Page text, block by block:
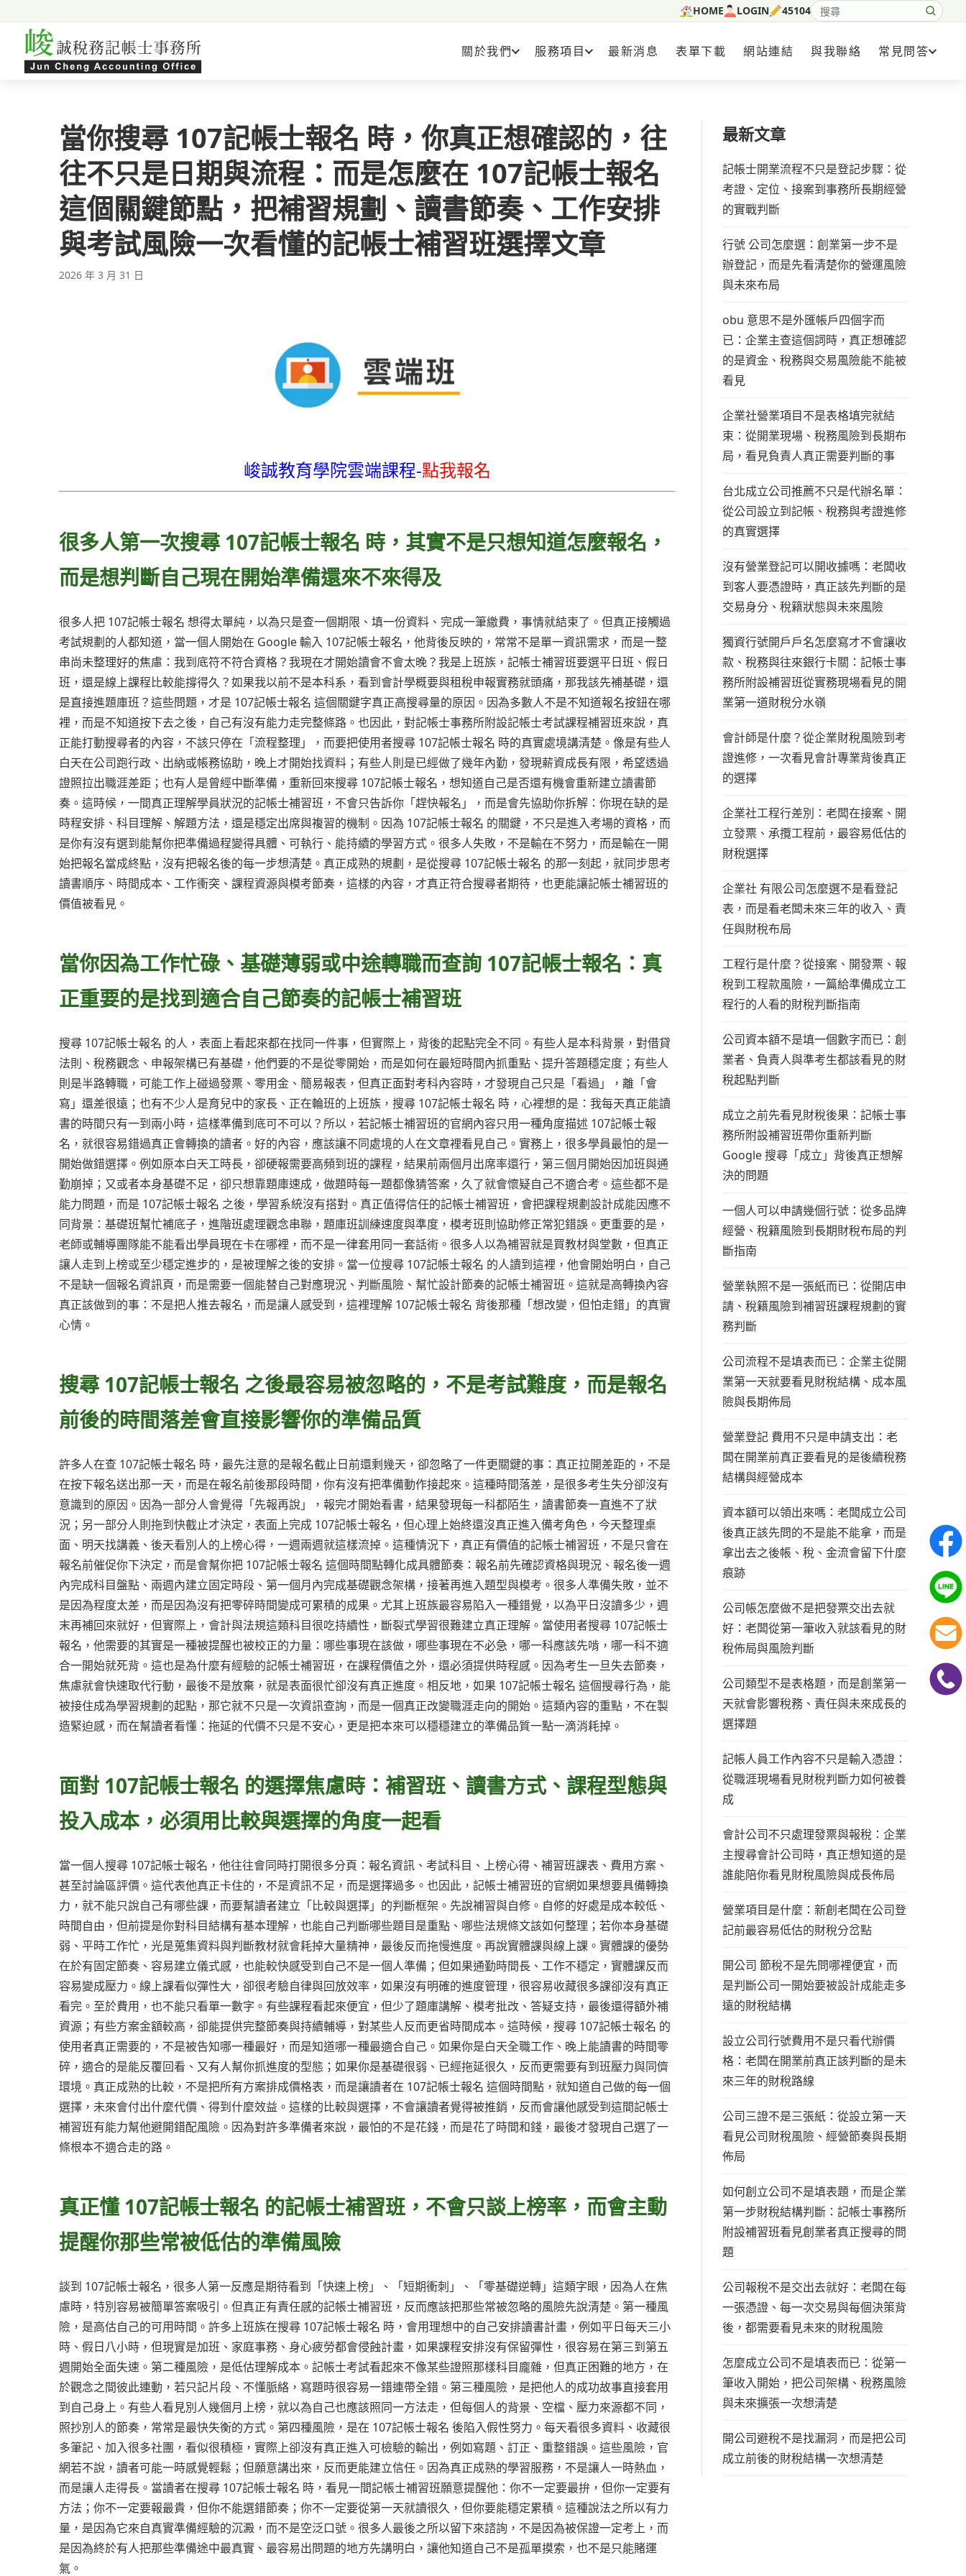
HOME LOGIN 45104
搜尋網站內容
關於我們
服務項目 最新消息 表單下載 網站連結 與我聯絡 常見問答
當你搜尋 107記帳士報名 時，你真正想確認的，往
往不只是日期與流程：而是怎麼在 107記帳士報名
這個關鍵節點，把補習規劃、讀書節奏、工作安排
與考試風險一次看懂的記帳士補習班選擇文章
2026 年 3 月 31 日
峻誠教育學院雲端課程-點我報名
很多人第一次搜尋 107記帳士報名 時，其實不是只想知道怎麼報名，
而是想判斷自己現在開始準備還來不來得及
很多人把 107記帳士報名 想得太單純，以為只是查一個期限、填一份資料、完成一筆繳費，事情就結束了。但真正接觸過
考試規劃的人都知道，當一個人開始在 Google 輸入 107記帳士報名，他背後反映的，常常不是單一資訊需求，而是一整
串尚未整理好的焦慮：我到底符不符合資格？我現在才開始讀會不會太晚？我是上班族，記帳士補習班要選平日班、假日
班，還是線上課程比較能撐得久？如果我以前不是本科系，看到會計學概要與租稅申報實務就頭痛，那我該先補基礎，還
是直接進題庫班？這些問題，才是 107記帳士報名 這個關鍵字真正高搜尋量的原因。因為多數人不是不知道報名按鈕在哪
裡，而是不知道按下去之後，自己有沒有能力走完整條路。也因此，對記帳士事務所附設記帳士考試課程補習班來說，真
正能打動搜尋者的內容，不該只停在「流程整理」，而要把使用者搜尋 107記帳士報名 時的真實處境講清楚。像是有些人
白天在公司跑行政、出納或帳務協助，晚上才開始找資料；有些人則是已經做了幾年內勤，發現薪資成長有限，希望透過
證照拉出職涯差距；也有人是曾經中斷準備，重新回來搜尋 107記帳士報名，想知道自己是否還有機會重新建立讀書節
奏。這時候，一間真正理解學員狀況的記帳士補習班，不會只告訴你「趕快報名」，而是會先協助你拆解：你現在缺的是
時程安排、科目理解、解題方法，還是穩定出席與複習的機制。因為 107記帳士報名 的關鍵，不只是進入考場的資格，而
是你有沒有選到能幫你把準備過程變得具體、可執行、能持續的學習方式。很多人失敗，不是輸在不努力，而是輸在一開
始把報名當成終點，沒有把報名後的每一步想清楚。真正成熟的規劃，是從搜尋 107記帳士報名 的那一刻起，就同步思考
讀書順序、時間成本、工作衝突、課程資源與模考節奏，這樣的內容，才真正符合搜尋者期待，也更能讓記帳士補習班的
價值被看見。
當你因為工作忙碌、基礎薄弱或中途轉職而查詢 107記帳士報名：真
正重要的是找到適合自己節奏的記帳士補習班
搜尋 107記帳士報名 的人，表面上看起來都在找同一件事，但實際上，背後的起點完全不同。有些人是本科背景，對借貸
法則、稅務觀念、申報架構已有基礎，他們要的不是從零開始，而是如何在最短時間內抓重點、提升答題穩定度；有些人
則是半路轉職，可能工作上碰過發票、零用金、簡易報表，但真正面對考科內容時，才發現自己只是「看過」，離「會
寫」還差很遠；也有不少人是育兒中的家長、正在輪班的上班族，搜尋 107記帳士報名 時，心裡想的是：我每天真正能讀
書的時間只有一到兩小時，這樣準備到底可不可以？所以，若記帳士補習班的官網內容只用一種角度描述 107記帳士報
名，就很容易錯過真正會轉換的讀者。好的內容，應該讓不同處境的人在文章裡看見自己。實務上，很多學員最怕的是一
開始做錯選擇。例如原本白天工時長，卻硬報需要高頻到班的課程，結果前兩個月出席率還行，第三個月開始因加班與通
勤崩掉；又或者本身基礎不足，卻只想靠題庫速成，做題時每一題都像猜答案，久了就會懷疑自己不適合考。這些都不是
能力問題，而是 107記帳士報名 之後，學習系統沒有搭對。真正值得信任的記帳士補習班，會把課程規劃設計成能因應不
同背景：基礎班幫忙補底子，進階班處理觀念串聯，題庫班訓練速度與準度，模考班則協助修正常犯錯誤。更重要的是，
老師或輔導團隊能不能看出學員現在卡在哪裡，而不是一律套用同一套話術。很多人以為補習就是買教材與堂數，但真正
讓人走到上榜或至少穩定進步的，是被理解之後的安排。當一位搜尋 107記帳士報名 的人讀到這裡，他會開始明白，自己
不是缺一個報名資訊頁，而是需要一個能替自己對應現況、判斷風險、幫忙設計節奏的記帳士補習班。這就是高轉換內容
真正該做到的事：不是把人推去報名，而是讓人感受到，這裡理解 107記帳士報名 背後那種「想改變，但怕走錯」的真實
心情。
搜尋 107記帳士報名 之後最容易被忽略的，不是考試難度，而是報名
前後的時間落差會直接影響你的準備品質
許多人在查 107記帳士報名 時，最先注意的是報名截止日前還剩幾天，卻忽略了一件更關鍵的事：真正拉開差距的，不是
在按下報名送出那一天，而是在報名前後那段時間，你有沒有把準備動作接起來。這種時間落差，是很多考生失分卻沒有
意識到的原因。因為一部分人會覺得「先報再說」，報完才開始看書，結果發現每一科都陌生，讀書節奏一直進不了狀
況；另一部分人則拖到快截止才決定，表面上完成 107記帳士報名，但心理上始終還沒真正進入備考角色，今天整理桌
面、明天找講義、後天看別人的上榜心得，一週兩週就這樣流掉。這種情況下，真正有價值的記帳士補習班，不是只會在
報名前催促你下決定，而是會幫你把 107記帳士報名 這個時間點轉化成具體節奏：報名前先確認資格與現況、報名後一週
內完成科目盤點、兩週內建立固定時段、第一個月內完成基礎觀念架構，接著再進入題型與模考。很多人準備失敗，並不
是因為程度太差，而是因為沒有把零碎時間變成可累積的成果。尤其上班族最容易陷入一種錯覺，以為平日沒讀多少，週
末再補回來就好，但實際上，會計與法規這類科目很吃持續性，斷裂式學習很難建立真正理解。當使用者搜尋 107記帳士
報名，他需要的其實是一種被提醒也被校正的力量：哪些事現在該做，哪些事現在不必急，哪一科應該先啃，哪一科不適
合一開始就死背。這也是為什麼有經驗的記帳士補習班，在課程價值之外，還必須提供時程感。因為考生一旦失去節奏，
焦慮就會快速取代行動，最後不是放棄，就是表面很忙卻沒有真正進度。相反地，如果 107記帳士報名 這個搜尋行為，能
被接住成為學習規劃的起點，那它就不只是一次資訊查詢，而是一個真正改變職涯走向的開始。這類內容的重點，不在製
造緊迫感，而在幫讀者看懂：拖延的代價不只是不安心，更是把本來可以穩穩建立的準備品質一點一滴消耗掉。
面對 107記帳士報名 的選擇焦慮時：補習班、讀書方式、課程型態與
投入成本，必須用比較與選擇的角度一起看
當一個人搜尋 107記帳士報名，他往往會同時打開很多分頁：報名資訊、考試科目、上榜心得、補習班課表、費用方案、
甚至討論區評價。這代表他真正卡住的，不是資訊不足，而是選擇過多。也因此，記帳士補習班的官網如果想要具備轉換
力，就不能只說自己有哪些課，而要幫讀者建立「比較與選擇」的判斷框架。先說補習與自修。自修的好處是成本較低、
時間自由，但前提是你對科目結構有基本理解，也能自己判斷哪些題目是重點、哪些法規條文該如何整理；若你本身基礎
弱、平時工作忙，光是蒐集資料與判斷教材就會耗掉大量精神，最後反而拖慢進度。再說實體課與線上課。實體課的優勢
在於有固定節奏、容易建立儀式感，也能較快感受到自己不是一個人準備；但如果通勤時間長、工作不穩定，實體課反而
容易變成壓力。線上課看似彈性大，卻很考驗自律與回放效率，如果沒有明確的進度管理，很容易收藏很多課卻沒有真正
看完。至於費用，也不能只看單一數字。有些課程看起來便宜，但少了題庫講解、模考批改、答疑支持，最後還得額外補
資源；有些方案金額較高，卻能提供完整節奏與持續輔導，對某些人反而更省時間成本。這時候，搜尋 107記帳士報名 的
使用者真正需要的，不是被告知哪一種最好，而是知道哪一種最適合自己。如果你是白天全職工作、晚上能讀書的時間零
碎，適合的是能反覆回看、又有人幫你抓進度的型態；如果你是基礎很弱、已經拖延很久，反而更需要有到班壓力與同儕
環境。真正成熟的比較，不是把所有方案排成價格表，而是讓讀者在 107記帳士報名 這個時間點，就知道自己做的每一個
選擇，未來會付出什麼代價、得到什麼效益。這樣的比較與選擇，不會讓讀者覺得被推銷，反而會讓他感受到這間記帳士
補習班有能力幫他避開錯配風險。因為對許多準備者來說，最怕的不是花錢，而是花了時間和錢，最後才發現自己選了一
條根本不適合走的路。
真正懂 107記帳士報名 的記帳士補習班，不會只談上榜率，而會主動
提醒你那些常被低估的準備風險
談到 107記帳士報名，很多人第一反應是期待看到「快速上榜」、「短期衝刺」、「零基礎逆轉」這類字眼，因為人在焦
慮時，特別容易被簡單答案吸引。但真正有責任感的記帳士補習班，反而應該把那些常被忽略的風險先說清楚。第一種風
險，是高估自己的可用時間。許多上班族在搜尋 107記帳士報名 時，會用理想中的自己安排讀書計畫，例如平日每天三小
時、假日八小時，但現實是加班、家庭事務、身心疲勞都會侵蝕計畫，如果課程安排沒有保留彈性，很容易在第三到第五
週開始全面失速。第二種風險，是低估理解成本。記帳士考試看起來不像某些證照那樣科目龐雜，但真正困難的地方，在
於觀念之間彼此連動，若只記片段、不懂脈絡，寫題時很容易一錯連帶全錯。第三種風險，是把他人的成功故事直接套用
到自己身上。有些人看見別人幾個月上榜，就以為自己也應該照同一方法走，但每個人的背景、空檔、壓力來源都不同，
照抄別人的節奏，常常是最快失衡的方式。第四種風險，是在 107記帳士報名 後陷入假性努力。每天看很多資料、收藏很
多筆記、加入很多社團，看似很積極，實際上卻沒有真正進入可檢驗的輸出，例如寫題、訂正、重整錯誤。這些風險，官
網若不說，讀者可能一時感覺輕鬆；但願意講出來，反而更能建立信任。因為真正成熟的學習服務，不是讓人一時熱血，
而是讓人走得長。當讀者在搜尋 107記帳士報名 時，看見一間記帳士補習班願意提醒他：你不一定要最拚，但你一定要有
方法；你不一定要報最貴，但你不能選錯節奏；你不一定要從第一天就讀很久，但你要能穩定累積。這種說法之所以有力
量，是因為它來自真實準備經驗的沉澱，而不是空泛口號。很多人最後之所以留下來諮詢，不是因為被保證一定考上，而
是因為終於有人把那些準備途中最真實、最容易出問題的地方先講明白，讓他知道自己不是孤單摸索，也不是只能賭運
氣。
最新文章
記帳士開業流程不只是登記步驟：從
考證、定位、接案到事務所長期經營
的實戰判斷
行號 公司怎麼選：創業第一步不是
辦登記，而是先看清楚你的營運風險
與未來布局
obu 意思不是外匯帳戶四個字而
已：企業主查這個詞時，真正想確認
的是資金、稅務與交易風險能不能被
看見
企業社營業項目不是表格填完就結
束：從開業現場、稅務風險到長期布
局，看見負責人真正需要判斷的事
台北成立公司推薦不只是代辦名單：
從公司設立到記帳、稅務與考證進修
的真實選擇
沒有營業登記可以開收據嗎：老闆收
到客人要憑證時，真正該先判斷的是
交易身分、稅籍狀態與未來風險
獨資行號開戶戶名怎麼寫才不會讓收
款、稅務與往來銀行卡關：記帳士事
務所附設補習班從實務現場看見的開
業第一道財稅分水嶺
會計師是什麼？從企業財稅風險到考
證進修，一次看見會計專業背後真正
的選擇
企業社工程行差別：老闆在接案、開
立發票、承攬工程前，最容易低估的
財稅選擇
企業社 有限公司怎麼選不是看登記
表，而是看老闆未來三年的收入、責
任與財稅布局
工程行是什麼？從接案、開發票、報
稅到工程款風險，一篇給準備成立工
程行的人看的財稅判斷指南
公司資本額不是填一個數字而已：創
業者、負責人與準考生都該看見的財
稅起點判斷
成立之前先看見財稅後果：記帳士事
務所附設補習班帶你重新判斷
Google 搜尋「成立」背後真正想解
決的問題
一個人可以申請幾個行號：從多品牌
經營、稅籍風險到長期財稅布局的判
斷指南
營業執照不是一張紙而已：從開店申
請、稅籍風險到補習班課程規劃的實
務判斷
公司流程不是填表而已：企業主從開
業第一天就要看見財稅結構、成本風
險與長期佈局
營業登記 費用不只是申請支出：老
闆在開業前真正要看見的是後續稅務
結構與經營成本
資本額可以領出來嗎：老闆成立公司
後真正該先問的不是能不能拿，而是
拿出去之後帳、稅、金流會留下什麼
痕跡
公司帳怎麼做不是把發票交出去就
好：老闆從第一筆收入就該看見的財
稅佈局與風險判斷
公司類型不是表格題，而是創業第一
天就會影響稅務、責任與未來成長的
選擇題
記帳人員工作內容不只是輸入憑證：
從職涯現場看見財稅判斷力如何被養
成
會計公司不只處理發票與報稅：企業
主搜尋會計公司時，真正想知道的是
誰能陪你看見財稅風險與成長佈局
營業項目是什麼：新創老闆在公司登
記前最容易低估的財稅分岔點
開公司 節稅不是先問哪裡便宜，而
是判斷公司一開始要被設計成能走多
遠的財稅結構
設立公司行號費用不是只看代辦價
格：老闆在開業前真正該判斷的是未
來三年的財稅路線
公司三證不是三張紙：從設立第一天
看見公司財稅風險、經營節奏與長期
佈局
如何創立公司不是填表題，而是企業
第一步財稅結構判斷：記帳士事務所
附設補習班看見創業者真正搜尋的問
題
公司報稅不是交出去就好：老闆在每
一張憑證、每一次交易與每個決策背
後，都需要看見未來的財稅風險
怎麼成立公司不是填表而已：從第一
筆收入開始，把公司架構、稅務風險
與未來擴張一次想清楚
開公司避稅不是找漏洞，而是把公司
成立前後的財稅結構一次想清楚